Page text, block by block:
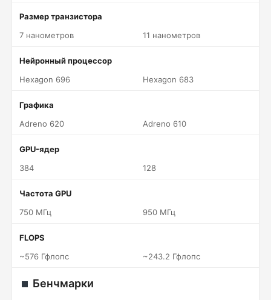
Размер транзистора
7 нанометров
11 нанометров
Нейронный процессор
Hexagon 696
Hexagon 683
Графика
Adreno 620
Adreno 610
GPU-ядер
384
128
Частота GPU
750 МГц
950 МГц
FLOPS
~576 Гфлопс
~243.2 Гфлопс
Бенчмарки